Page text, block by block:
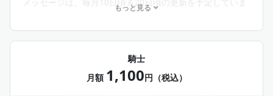
※日程は多少前後する場合がございます。
もっと見る
騎士
月額 1,100円（税込）